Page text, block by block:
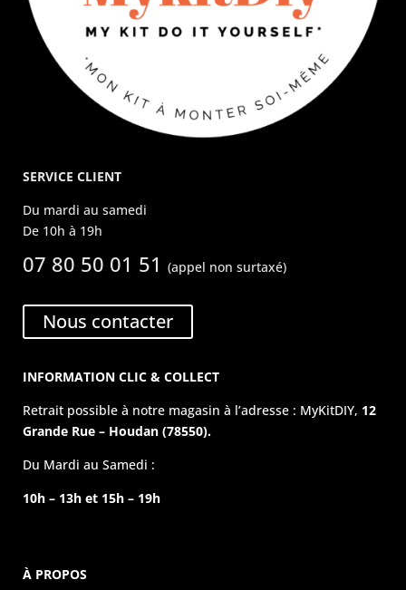
SERVICE CLIENT
Du mardi au samedi
De 10h à 19h
07 80 50 01 51(appel non surtaxé)
Nous contacter
INFORMATION CLIC & COLLECT
Retrait possible à notre magasin à l’adresse : MyKitDIY, 12
Grande Rue – Houdan (78550).
Du Mardi au Samedi :
10h – 13h et 15h – 19h
À PROPOS